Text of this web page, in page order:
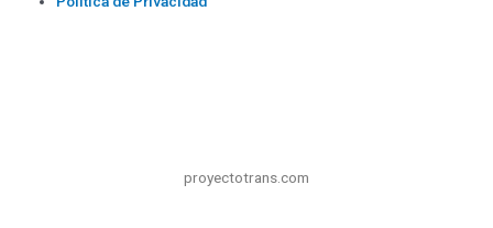
proyectotrans.com